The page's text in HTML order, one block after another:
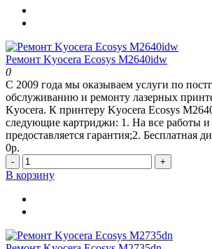
Ремонт Kyocera Ecosys M2640idw
0
С 2009 года мы оказываем услуги по
обслуживанию и ремонту лазерных
Kyocera. К принтеру Kyocera Ecosys
следующие картриджи: 1. На все работы
предоставляется гарантия;2. Бесплатная
0р.
- +
В корзину